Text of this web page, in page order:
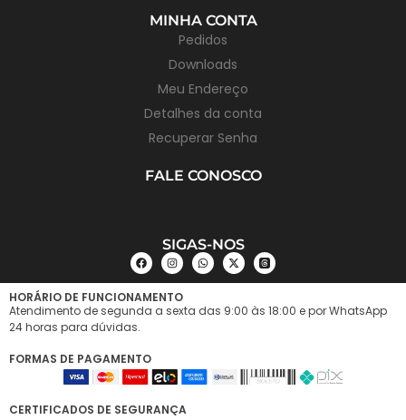
MINHA CONTA
Pedidos
Downloads
Meu Endereço
Detalhes da conta
Recuperar Senha
FALE CONOSCO
SIGAS-NOS
HORÁRIO DE FUNCIONAMENTO
Atendimento de segunda a sexta das 9:00 às 18:00 e por WhatsApp
24 horas para dúvidas.
FORMAS DE PAGAMENTO
CERTIFICADOS DE SEGURANÇA